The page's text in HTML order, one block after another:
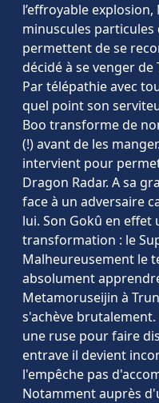
l’effroyable
minuscules
permettent de se
décidé à se venger de
Par télépathie avec
quel point son
Boo transforme de
(!) avant de les
intervient pour
Dragon Radar. A sa
face à un adversaire
lui. Son Gokû en effet
transformation : le
Malheureusement le
absolument
Metamoruseijin à
s'achève
une ruse pour faire
entrave il devient
l'empêche pas
Notamment auprès